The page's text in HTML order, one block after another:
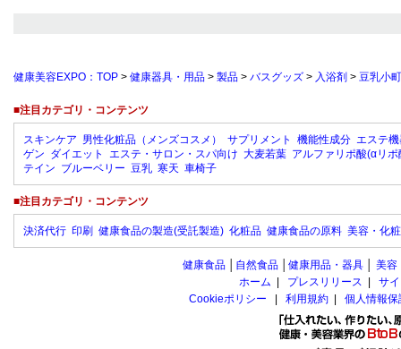
健康美容EXPO：TOP > 健康器具・用品 > 製品 > バスグッズ > 入浴剤 > 豆乳小
■注目カテゴリ・コンテンツ
スキンケア 男性化粧品（メンズコスメ） サプリメント 機能性成分 エステ
ゲン ダイエット エステ・サロン・スパ向け 大麦若葉 アルファリポ酸(αリポ
テイン ブルーベリー 豆乳 寒天 車椅子
■注目カテゴリ・コンテンツ
決済代行 印刷 健康食品の製造(受託製造) 化粧品 健康食品の原料 美容・化
健康食品 自然食品 健康用品・器具 美容
ホーム
プレスリリース
サ
Cookieポリシー
利用規約 個人情報